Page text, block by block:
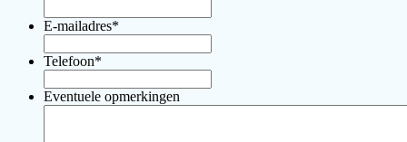
E-mailadres*
Telefoon*
Eventuele opmerkingen